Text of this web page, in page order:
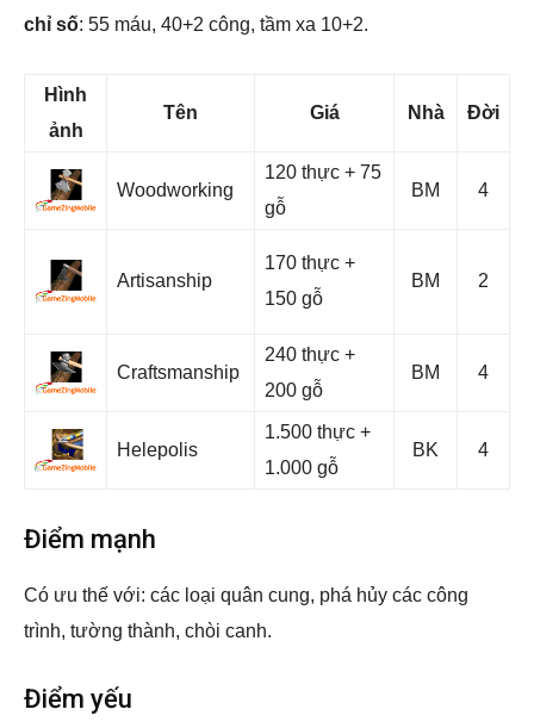
chỉ số: 55 máu, 40+2 công, tầm xa 10+2.
Hình
ảnh
Tên Giá Nhà Đời
Woodworking
120 thực + 75
gỗ
BM 4
Artisanship
170 thực +
150 gỗ
BM 2
Craftsmanship
240 thực +
200 gỗ
BM 4
Helepolis
1.500 thực +
1.000 gỗ
BK 4
Điểm mạnh
Có ưu thế với: các loại quân cung, phá hủy các công
trình, tường thành, chòi canh.
Điểm yếu